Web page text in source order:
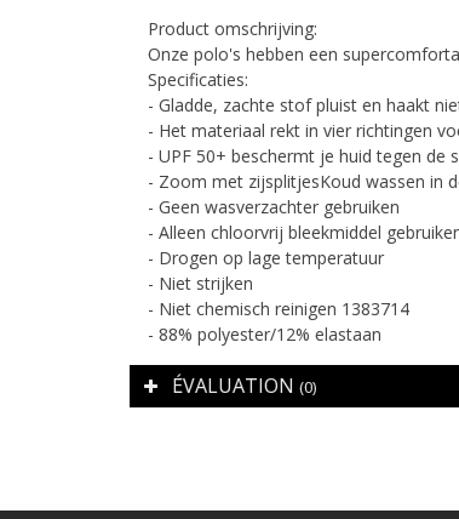
Product omschrijving:
Onze polo's hebben een
Specificaties:
- Gladde, zachte stof pluist en haakt
- Het materiaal rekt in vier richtingen
- UPF 50+ beschermt je huid tegen de
- Zoom met zijsplitjesKoud wassen in
- Geen wasverzachter gebruiken
- Alleen chloorvrij bleekmiddel
- Drogen op lage temperatuur
- Niet strijken
- Niet chemisch reinigen 1383714
- 88% polyester/12% elastaan
ÉVALUATION (0)